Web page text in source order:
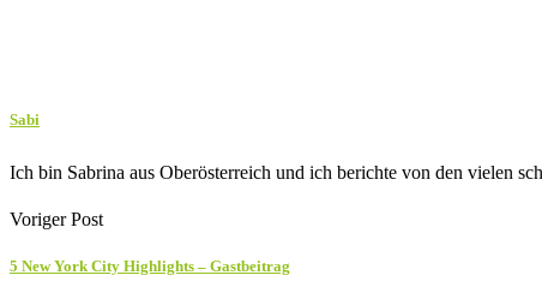
Sabi
Ich bin Sabrina aus Oberösterreich und ich berichte von den vielen
Voriger Post
5 New York City Highlights – Gastbeitrag